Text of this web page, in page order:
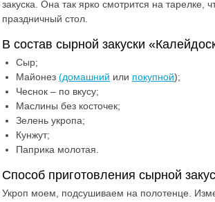
закуска. Она так ярко смотрится на тарелке,
праздничный стол.
В состав сырной закуски
Сыр;
Майонез (домашний или покупной);
Чеснок – по вкусу;
Маслины без косточек;
Зелень укропа;
Кунжут;
Паприка молотая.
Способ приготовления сырной
Укроп моем, подсушиваем на полотенце.